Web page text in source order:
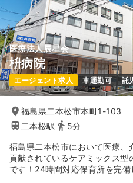
医療法人辰星会
枡病院
エージェント求人 車通勤可 託
福島県二本松市本町1-103
二本松駅
5分
福島県二本松市において医療、
貢献されているケアミックス型
です！24時間対応保育所を完